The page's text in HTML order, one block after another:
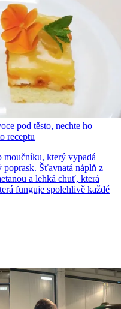
pod těsto, nechte ho
receptu
moučníku, který vypadá
poprask. Šťavnatá náplň z
a lehká chuť, která
funguje spolehlivě každé